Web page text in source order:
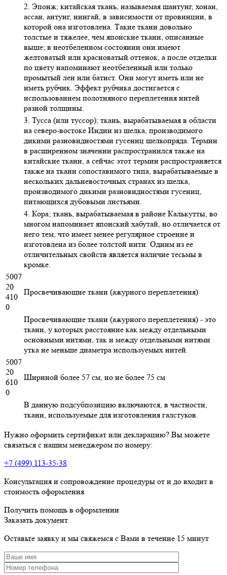
2. Эпонж; китайская ткань, называемая шантунг, хонан,
ассан, антунг, нингай, в зависимости от провинции, в
которой она изготовлена. Такие ткани довольно
толстые и тяжелее, чем японские ткани, описанные
выше; в неотбеленном состоянии они имеют
желтоватый или красноватый оттенок, а после отделки
по цвету напоминают неотбеленный или только
промытый лен или батист. Они могут иметь или не
иметь рубчик. Эффект рубчика достигается с
использованием полотняного переплетения нитей
разной толщины.
3. Тусса (или туссор); ткань, вырабатываемая в области
на северо-востоке Индии из шелка, производимого
дикими разновидностями гусениц шелкопряда. Термин
в расширенном значении распространился также на
китайские ткани, а сейчас этот термин распространяется
также на ткани сопоставимого типа, вырабатываемые в
нескольких дальневосточных странах из шелка,
производимого дикими разновидностями гусениц,
питающихся дубовыми листьями.
4. Кора; ткань, вырабатываемая в районе Калькутты, во
многом напоминает японский хабутай, но отличается от
него тем, что имеет менее регулярное строение и
изготовлена из более толстой нити. Одним из ее
отличительных свойств является наличие тесьмы в
кромке.
5007
20
410
0
Просвечивающие ткани (ажурного переплетения)
Просвечивающие ткани (ажурного переплетения) - это
ткани, у которых расстояние как между отдельными
основными нитями, так и между отдельными нитями
утка не меньше диаметра используемых нитей.
5007
20
610
0
Шириной более 57 см, но не более 75 см
В данную подсубпозицию включаются, в частности,
ткани, используемые для изготовления галстуков.
Нужно оформить сертификат или декларацию? Вы можете
связаться с нашим менеджером по номеру:
+7 (499) 113-35-38
Консультация и сопровождение процедуры от и до входит в
стоимость оформления
Получить помощь в оформлении
Заказать документ
Оставьте заявку и мы свяжемся с Вами в течение 15 минут